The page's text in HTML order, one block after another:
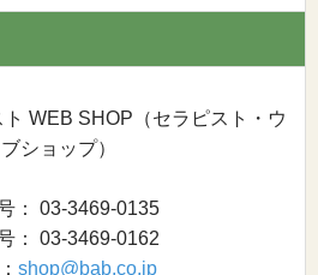
WEB SHOP（セラピスト・ウ
ショップ）
： 03-3469-0135
： 03-3469-0162
shop@bab.co.jp